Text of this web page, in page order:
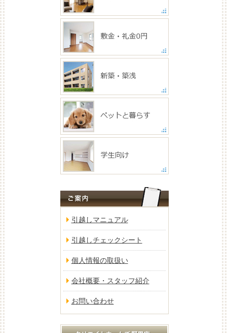
引越しマニュアル
引越しチェックシート
個人情報の取扱い
会社概要・スタッフ紹介
お問い合わせ